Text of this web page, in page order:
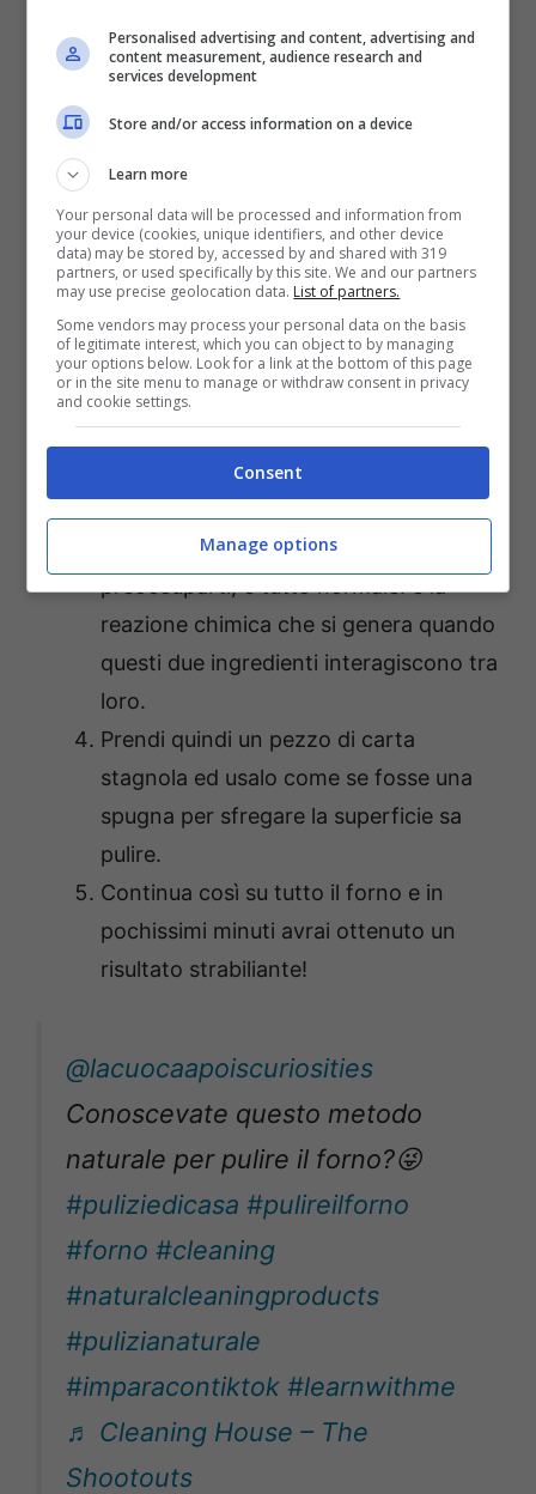
Forno perfettamente pulito senza stress: metodo lampo
naturale al cento per cento (Forumscuole.it)
Per prima cosa, versa una manciata di
sale grosso sul fondo del forno.
Taglia a metà un limone e spremi un po’
di succo sul sale grosso.
a formarsi come della schiuma. Non
preoccuparti, è tutto normale: è la
reazione chimica che si genera quando
questi due ingredienti interagiscono tra
loro.
Prendi quindi un pezzo di carta
stagnola ed usalo come se fosse una
spugna per sfregare la superficie sa
pulire.
Continua così su tutto il forno e in
pochissimi minuti avrai ottenuto un
risultato strabiliante!
@lacuocaapoiscuriosities
Conoscevate questo metodo
naturale per pulire il forno?😜
#puliziedicasa #pulireilforno
#forno #cleaning
#naturalcleaningproducts
#pulizianaturale
#imparacontiktok #learnwithme
♬ Cleaning House – The
Shootouts
Personalised advertising and content, advertising and
content measurement, audience research and
services development
Store and/or access information on a device
Learn more
Your personal data will be processed and information from
your device (cookies, unique identifiers, and other device
data) may be stored by, accessed by and shared with 319
partners, or used specifically by this site. We and our partners
may use precise geolocation data. List of partners.
Some vendors may process your personal data on the basis
of legitimate interest, which you can object to by managing
your options below. Look for a link at the bottom of this page
or in the site menu to manage or withdraw consent in privacy
and cookie settings.
Consent
Manage options